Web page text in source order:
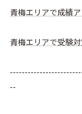
青梅エリアで成績
青梅エリアで受験
--